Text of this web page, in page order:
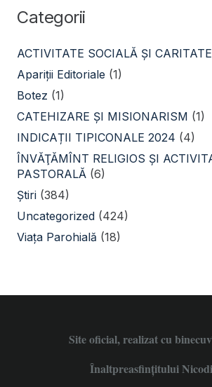
Categorii
ACTIVITATE SOCIALĂ ŞI CARITATE
Apariții Editoriale (1)
Botez (1)
CATEHIZARE ŞI MISIONARISM (1)
INDICAȚII TIPICONALE 2024 (4)
ÎNVĂŢĂMÎNT RELIGIOS ŞI
PASTORALĂ (6)
Știri (384)
Uncategorized (424)
Viața Parohială (18)
Site oficial, realizat cu
Înaltpreasfințitului